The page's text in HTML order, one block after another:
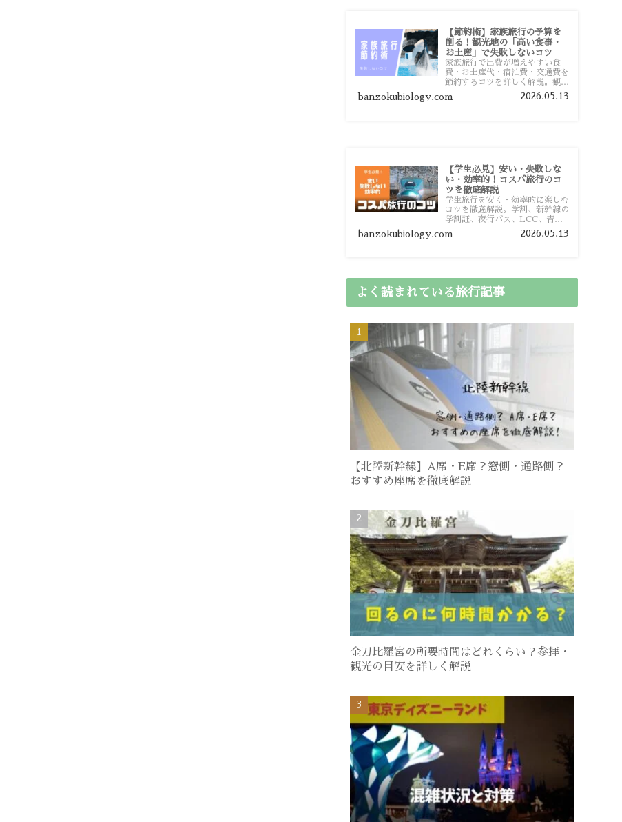
【節約術】家族旅行の予算を
削る！観光地の「高い食事・
お土産」で失敗しないコツ
家族旅行で出費が増えやすい食
費・お土産代・宿泊費・交通費を
節約するコツを詳しく解説。観光
地価格を避ける方法や、早割・ス
ーパー活用術、予算管理のポイン
banzokubiology.com 2026.05.13
【学生必見】安い・失敗しな
い・効率的！コスパ旅行のコ
ツを徹底解説
学生旅行を安く・効率的に楽しむ
コツを徹底解説。学割、新幹線の
学割証、夜行バス、LCC、青春
18きっぷ、レンタカー割り勘な
ど、学生向けの節約旅行術を詳し
banzokubiology.com 2026.05.13
よく読まれている旅行記事
【北陸新幹線】A席・E席？窓側・通路側？
おすすめ座席を徹底解説
金刀比羅宮の所要時間はどれくらい？参拝・
観光の目安を詳しく解説